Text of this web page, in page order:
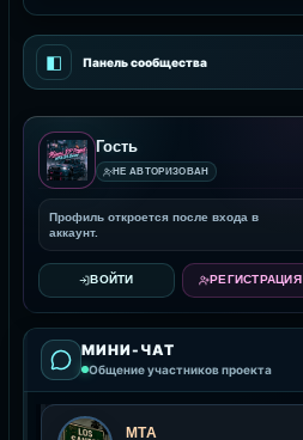
◧ Панель сообщества
Гость
НЕ АВТОРИЗОВАН
Профиль откроется после входа в
аккаунт.
ВОЙТИ РЕГИСТРАЦИЯ
МИНИ-ЧАТ
Общение участников проекта